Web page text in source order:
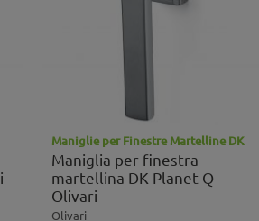
Maniglie per Finestre Martelline DK
Maniglia per finestra
martellina DK Planet Q
Olivari
Olivari